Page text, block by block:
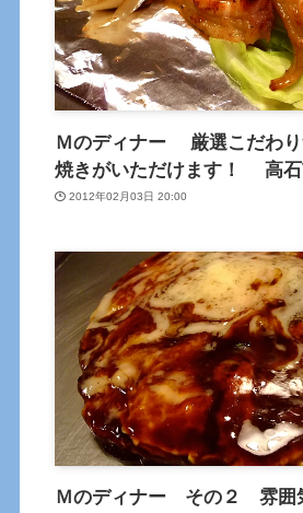
Ｍのディナー 厳選こだわり
焼きがいただけます！ 高
2012年02月03日 20:00
Ｍのディナー その２ 雰囲